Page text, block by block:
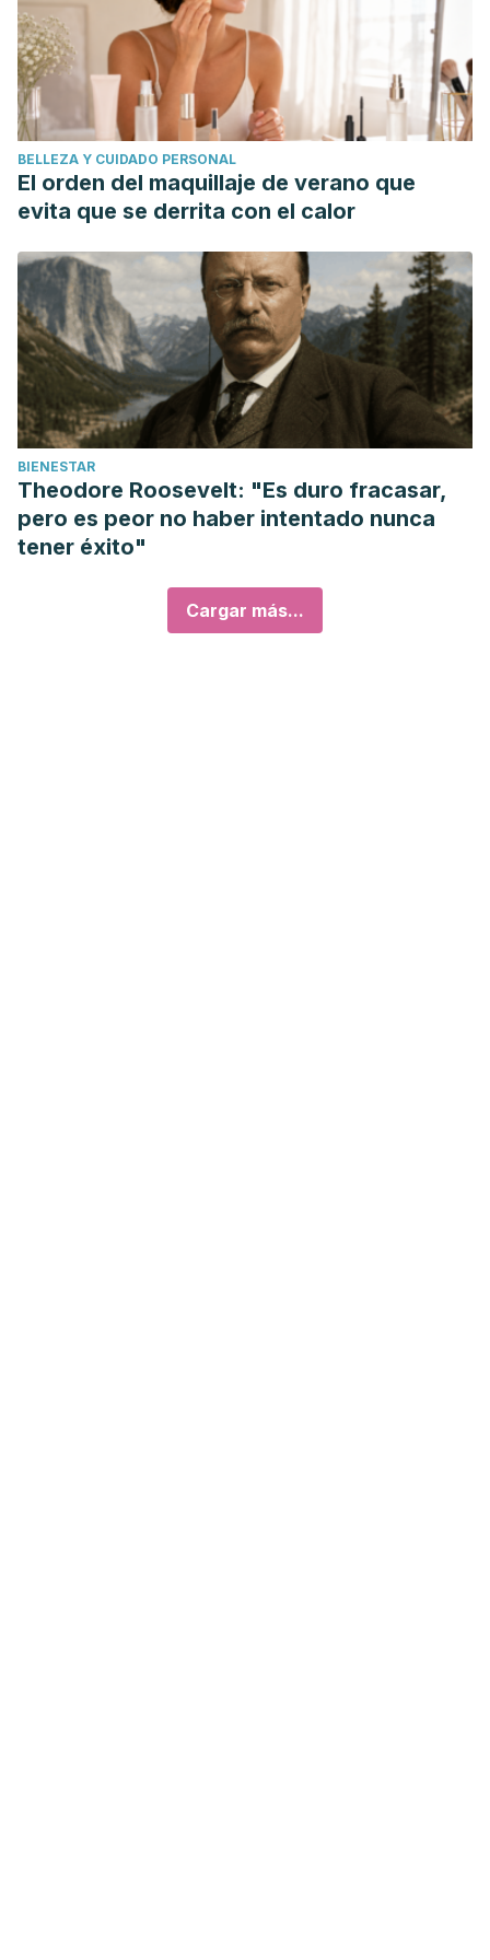
BELLEZA Y CUIDADO PERSONAL
El orden del maquillaje de verano que
evita que se derrita con el calor
BIENESTAR
Theodore Roosevelt: "Es duro fracasar,
pero es peor no haber intentado nunca
tener éxito"
Cargar más...